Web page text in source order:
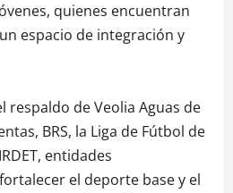
quienes encuentran
espacio de integración y
respaldo de Veolia Aguas de
BRS, la Liga de Fútbol de
entidades
el deporte base y el